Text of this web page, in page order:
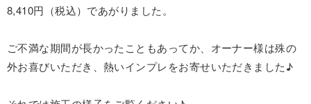
8,410円（税込）であがりました。
ご不満な期間が長かったこともあってか、オーナー様は殊の
外お喜びいただき、熱いインプレをお寄せいただきました♪